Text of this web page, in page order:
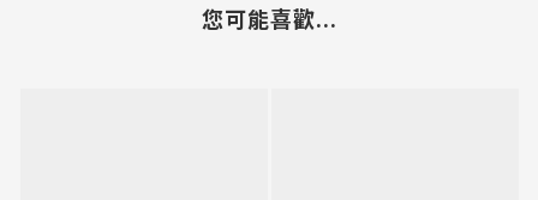
您可能喜歡...